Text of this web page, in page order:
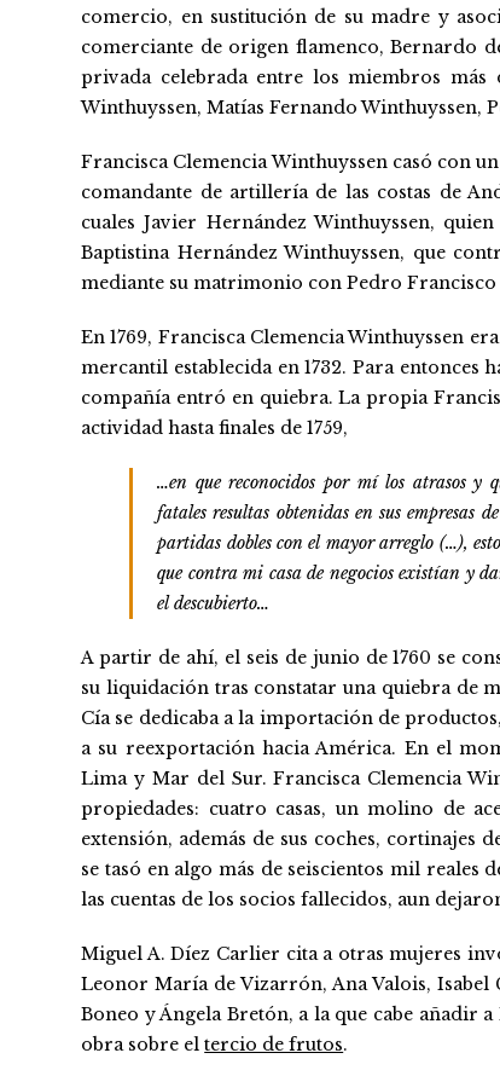
comercio, en sustitución de su madre y
comerciante de origen flamenco, Bernardo
privada celebrada entre los miembros más
Winthuyssen, Matías Fernando Winthuyssen,
Francisca Clemencia Winthuyssen casó con
comandante de artillería de las costas de
cuales Javier Hernández Winthuyssen,
Baptistina Hernández Winthuyssen, que
mediante su matrimonio con Pedro Francisco
En 1769, Francisca Clemencia Winthuyssen
mercantil establecida en 1732. Para
compañía entró en quiebra. La propia
actividad hasta finales de 1759,
…en que reconocidos por mí los atrasos y
fatales resultas obtenidas en sus empresas
partidas dobles con el mayor arreglo (…),
que contra mi casa de negocios existían y
el descubierto…
A partir de ahí, el seis de junio de 1760 se
su liquidación tras constatar una quiebra de
Cía se dedicaba a la importación de
a su reexportación hacia América. En el
Lima y Mar del Sur. Francisca Clemencia
propiedades: cuatro casas, un molino de
extensión, además de sus coches, cortinajes
se tasó en algo más de seiscientos mil reales
las cuentas de los socios fallecidos, aun
Miguel A. Díez Carlier cita a otras mujeres
Leonor María de Vizarrón, Ana Valois,
Boneo y Ángela Bretón, a la que cabe añadir
obra sobre eltercio de frutos.